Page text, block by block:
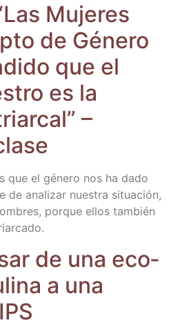
Muje­res
de Géne­ro
que el
es la
–
que el géne­ro nos ha dado
de ana­li­zar nues­tra situa­ción,
por­que ellos tam­bién
de una eco­
a una